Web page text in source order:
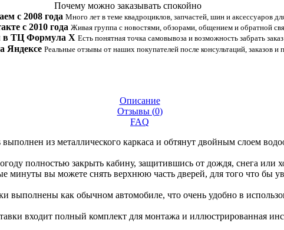
Почему можно заказывать спокойно
с 2008 года Много лет в теме квадроциклов, запчастей, шин и аксессуаров
с 2010 года Живая группа с новостями, обзорами, общением и обратной
в ТЦ Формула Х Есть понятная точка самовывоза и возможность забрать
Яндексе Реальные отзывы от наших покупателей после консультаций, заказов и
Описание
Отзывы (0)
FAQ
из металлического каркаса и обтянут двойным слоем
полностью закрыть кабину, защитившись от дождя, снега или
минуты вы можете снять верхнюю часть дверей, для того что бы
выполнены как обычном автомобиле, что очень удобно в
входит полный комплект для монтажа и иллюстрированная